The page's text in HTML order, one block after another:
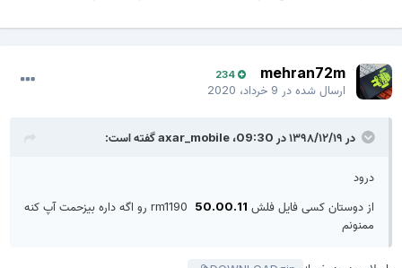
mehran72m
234
ارسال شده در9 خرداد، 2020
در ۱۳۹۸/۱۲/۱۹ در 09:30، axar_mobileگفته است:
درود
از دوستان کسی فایل فلش 50.00.11
rm1190 رو اگه داره بیزحمت آپ کنه
ممنونم